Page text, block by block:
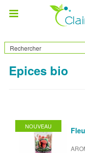
Epices bio
NOUVEAU